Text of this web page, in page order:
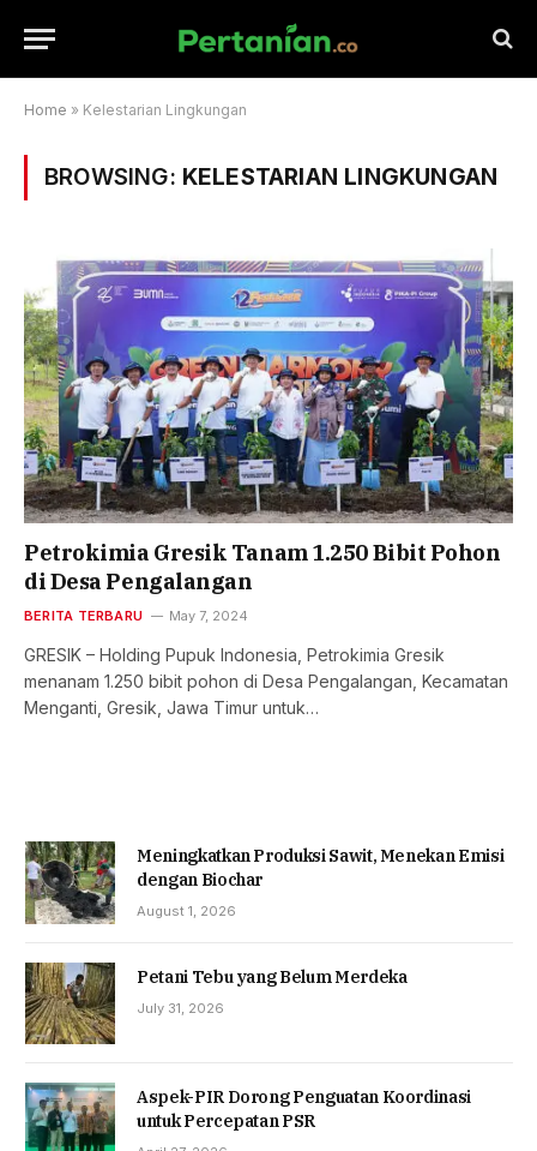
Home » Kelestarian Lingkungan
BROWSING: KELESTARIAN LINGKUNGAN
Petrokimia Gresik Tanam 1.250 Bibit Pohon
di Desa Pengalangan
BERITA TERBARU May 7, 2024
GRESIK – Holding Pupuk Indonesia, Petrokimia Gresik
menanam 1.250 bibit pohon di Desa Pengalangan, Kecamatan
Menganti, Gresik, Jawa Timur untuk…
Meningkatkan Produksi Sawit, Menekan Emisi
dengan Biochar
August 1, 2026
Petani Tebu yang Belum Merdeka
July 31, 2026
Aspek-PIR Dorong Penguatan Koordinasi
untuk Percepatan PSR